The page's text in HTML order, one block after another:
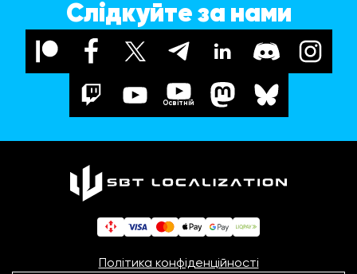
Слідкуйте за нами
Освітній
Політика конфіденційності